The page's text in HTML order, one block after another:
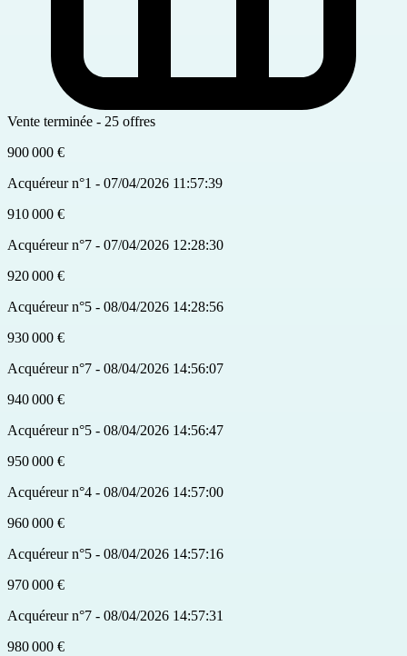
Vente terminée - 25 offres
900 000 €
Acquéreur n°1 - 07/04/2026 11:57:39
910 000 €
Acquéreur n°7 - 07/04/2026 12:28:30
920 000 €
Acquéreur n°5 - 08/04/2026 14:28:56
930 000 €
Acquéreur n°7 - 08/04/2026 14:56:07
940 000 €
Acquéreur n°5 - 08/04/2026 14:56:47
950 000 €
Acquéreur n°4 - 08/04/2026 14:57:00
960 000 €
Acquéreur n°5 - 08/04/2026 14:57:16
970 000 €
Acquéreur n°7 - 08/04/2026 14:57:31
980 000 €